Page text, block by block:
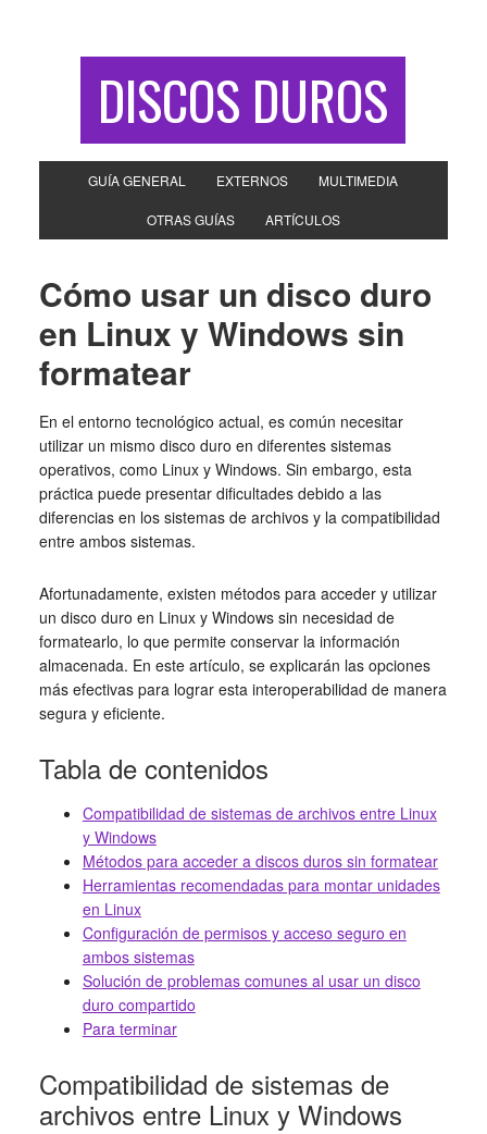
DISCOS DUROS
GUÍA GENERAL EXTERNOS MULTIMEDIA
OTRAS GUÍAS ARTÍCULOS
Cómo usar un disco duro
en Linux y Windows sin
formatear
En el entorno tecnológico actual, es común necesitar
utilizar un mismo disco duro en diferentes sistemas
operativos, como Linux y Windows. Sin embargo, esta
práctica puede presentar dificultades debido a las
diferencias en los sistemas de archivos y la compatibilidad
entre ambos sistemas.
Afortunadamente, existen métodos para acceder y utilizar
un disco duro en Linux y Windows sin necesidad de
formatearlo, lo que permite conservar la información
almacenada. En este artículo, se explicarán las opciones
más efectivas para lograr esta interoperabilidad de manera
segura y eficiente.
Tabla de contenidos
Compatibilidad de sistemas de archivos entre Linux
y Windows
Métodos para acceder a discos duros sin formatear
Herramientas recomendadas para montar unidades
en Linux
Configuración de permisos y acceso seguro en
ambos sistemas
Solución de problemas comunes al usar un disco
duro compartido
Para terminar
Compatibilidad de sistemas de
archivos entre Linux y Windows